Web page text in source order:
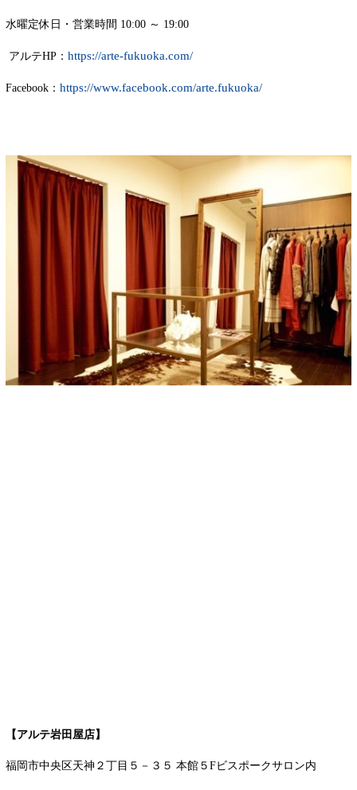
水曜定休日・営業時間 10:00 ～ 19:00
アルテHP： https://arte-fukuoka.com/
Facebook： https://www.facebook.com/arte.fukuoka/
【アルテ岩田屋店】
福岡市中央区天神２丁目５－３５ 本館５Fビスポークサロン内